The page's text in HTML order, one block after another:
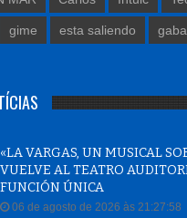
gime esta saliendo gaba
«LA VARGAS, UN MUSICAL
VUELVE AL TEATRO
FUNCIÓN ÚNICA
06 de agosto de 2026 às 21:27:58